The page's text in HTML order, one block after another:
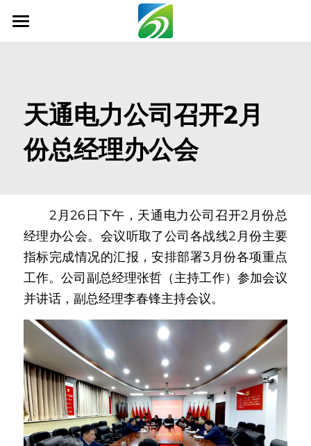
新闻资讯
信息公开
业务范围
科技创新
联系我们
搜索
天通电力公司召开2月
份总经理办公会
2月26日下午，天通电力公司召开2月份总
经理办公会。会议听取了公司各战线2月份主要
指标完成情况的汇报，安排部署3月份各项重点
工作。公司副总经理张哲（主持工作）参加会议
并讲话，副总经理李春锋主持会议。